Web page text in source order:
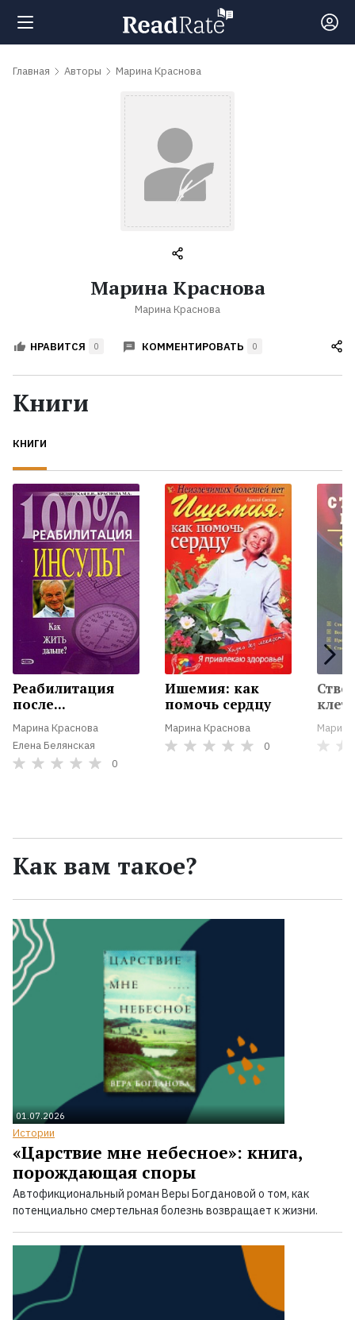
Поиск
обсуждаемые
Авторы
Жанры
Экранизации
Коллекции
Главная Авторы Марина Краснова
Марина Краснова
Марина Краснова
НРАВИТСЯ 0 КОММЕНТИРОВАТЬ 0
Книги
КНИГИ
Реабилитация
после...
Марина Краснова
Елена Белянская
0
Ишемия: как
помочь сердцу
Марина Краснова
0
Как вам такое?
01.07.2026
Истории
«Царствие мне небесное»: книга,
порождающая споры
Автофикциональный роман Веры Богдановой о том, как
потенциально смертельная болезнь возвращает к жизни.